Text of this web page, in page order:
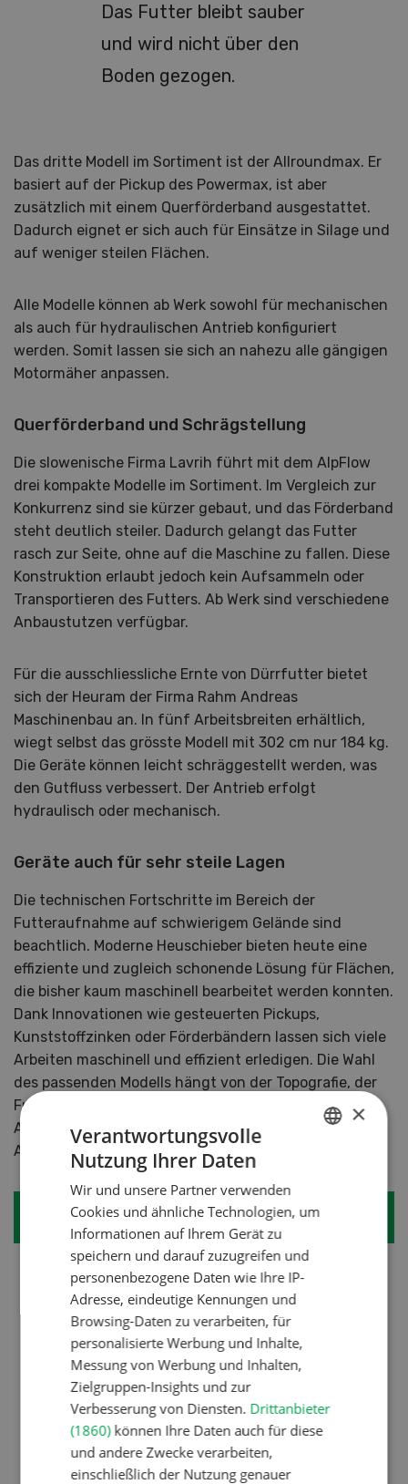
Das Futter bleibt sauber
und wird nicht über den
Boden gezogen.
Das dritte Modell im Sortiment ist der Allroundmax. Er
basiert auf der Pickup des Powermax, ist aber
zusätzlich mit einem Querförderband ausgestattet.
Dadurch eignet er sich auch für Einsätze in Silage und
auf weniger steilen Flächen.
Alle Modelle können ab Werk sowohl für mechanischen
als auch für hydraulischen Antrieb konfiguriert
werden. Somit lassen sie sich an nahezu alle gängigen
Motormäher anpassen.
Querförderband und Schrägstellung
Die slowenische Firma Lavrih führt mit dem AlpFlow
drei kompakte Modelle im Sortiment. Im Vergleich zur
Konkurrenz sind sie kürzer gebaut, und das Förderband
steht deutlich steiler. Dadurch gelangt das Futter
rasch zur Seite, ohne auf die Maschine zu fallen. Diese
Konstruktion erlaubt jedoch kein Aufsammeln oder
Transportieren des Futters. Ab Werk sind verschiedene
Anbaustutzen verfügbar.
Für die ausschliessliche Ernte von Dürrfutter bietet
sich der Heuram der Firma Rahm Andreas
Maschinenbau an. In fünf Arbeitsbreiten erhältlich,
wiegt selbst das grösste Modell mit 302 cm nur 184 kg.
Die Geräte können leicht schräggestellt werden, was
den Gutfluss verbessert. Der Antrieb erfolgt
hydraulisch oder mechanisch.
Geräte auch für sehr steile Lagen
Die technischen Fortschritte im Bereich der
Futteraufnahme auf schwierigem Gelände sind
beachtlich. Moderne Heuschieber bieten heute eine
effiziente und zugleich schonende Lösung für Flächen,
die bisher kaum maschinell bearbeitet werden konnten.
Dank Innovationen wie gesteuerten Pickups,
Kunststoffzinken oder Förderbändern lassen sich viele
Arbeiten maschinell und effizient erledigen. Die Wahl
des passenden Modells hängt von der Topografie, der
Futterart und dem verwendeten Motormäher ab. Das
Angebot ist vielfältig und bietet für nahezu jede
Anforderung eine passende Lösung.
Unser Tipp
Worauf es beim Heuschieber ankommt
– Auf Kompatibilität mit dem Motormäher
achten: Nicht alle Heuschieber passen zu
jedem Gerät.
– Eine Leichtbauweise ist für steiles Gelände
zu bevorzugen.
– Eine kompakte, kurze Bauweise mit steilem
Förderband ermöglicht eine schnelle
×
Verantwortungsvolle
Nutzung Ihrer Daten
Wir und unsere Partner verwenden
Cookies und ähnliche Technologien, um
Informationen auf Ihrem Gerät zu
speichern und darauf zuzugreifen und
personenbezogene Daten wie Ihre IP-
Adresse, eindeutige Kennungen und
Browsing-Daten zu verarbeiten, für
personalisierte Werbung und Inhalte,
Messung von Werbung und Inhalten,
Zielgruppen-Insights und zur
Verbesserung von Diensten. Drittanbieter
(1860)können Ihre Daten auch für diese
und andere Zwecke verarbeiten,
einschließlich der Nutzung genauer